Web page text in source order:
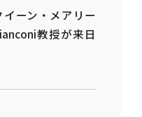
イーン・メアリー
教授が来日